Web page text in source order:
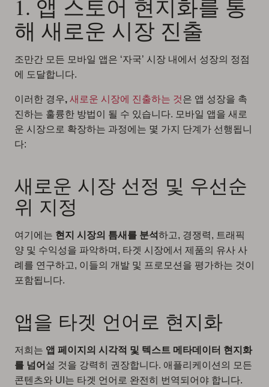
1. 앱 스토어 현지화를 통
해 새로운 시장 진출
조만간 모든 모바일 앱은 ‘자국’ 시장 내에서 성장의 정점
에 도달합니다.
이러한 경우, 새로운 시장에 진출하는 것은 앱 성장을 촉
진하는 훌륭한 방법이 될 수 있습니다. 모바일 앱을 새로
운 시장으로 확장하는 과정에는 몇 가지 단계가 선행됩니
다:
새로운 시장 선정 및 우선순
위 지정
여기에는 현지 시장의 틈새를 분석하고, 경쟁력, 트래픽
양 및 수익성을 파악하며, 타겟 시장에서 제품의 유사 사
례를 연구하고, 이들의 개발 및 프로모션을 평가하는 것이
포함됩니다.
앱을 타겟 언어로 현지화
저희는 앱 페이지의 시각적 및 텍스트 메타데이터 현지화
를 넘어 설 것을 강력히 권장합니다. 애플리케이션의 모든
콘텐츠와 UI는 타겟 언어로 완전히 번역되어야 합니다.